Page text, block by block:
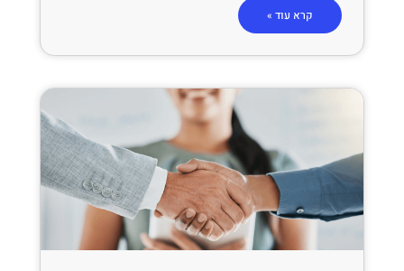
קרא עוד »